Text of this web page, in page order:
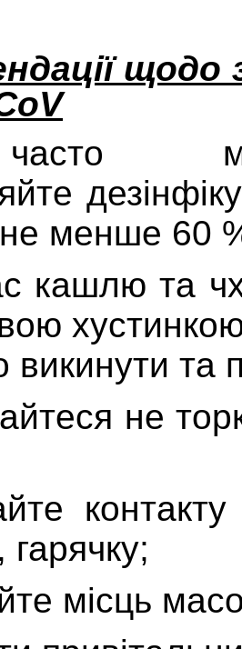
щодо
часто
д
менше 60
кашлю та
викинути та
не
;
місць